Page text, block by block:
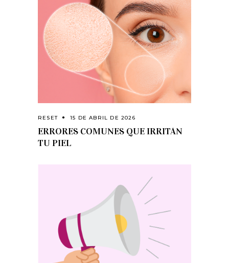
RESET 15 DE ABRIL DE 2026
ERRORES COMUNES QUE IRRITAN
TU PIEL